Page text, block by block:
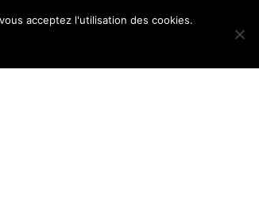
acceptez l'utilisation des cookies.